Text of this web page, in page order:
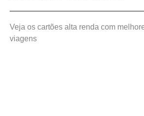
Veja os cartões alta renda com
viagens